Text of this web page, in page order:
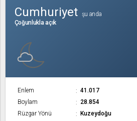
Cumhuriyet
şu anda
Çoğunlukla açık
Enlem
41.017
Boylam
28.854
Rüzgar Yönü
Kuzeydoğu